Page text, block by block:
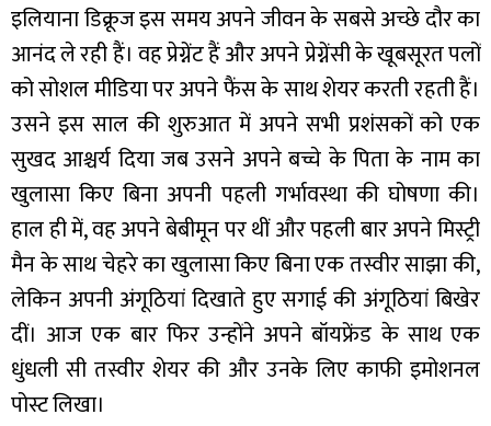
इलियाना डिक्रूज इस समय अपने जीवन के सबसे अच्छे दौर का
आनंद ले रही हैं। वह प्रेग्नेंट हैं और अपने प्रेग्नेंसी के खूबसूरत पलों
को सोशल मीडिया पर अपने फैंस के साथ शेयर करती रहती हैं।
उसने इस साल की शुरुआत में अपने सभी प्रशंसकों को एक
सुखद आश्चर्य दिया जब उसने अपने बच्चे के पिता के नाम का
खुलासा किए बिना अपनी पहली गर्भावस्था की घोषणा की।
हाल ही में, वह अपने बेबीमून पर थीं और पहली बार अपने मिस्ट्री
मैन के साथ चेहरे का खुलासा किए बिना एक तस्वीर साझा की,
लेकिन अपनी अंगूठियां दिखाते हुए सगाई की अंगूठियां बिखेर
दीं। आज एक बार फिर उन्होंने अपने बॉयफ्रेंड के साथ एक
धुंधली सी तस्वीर शेयर की और उनके लिए काफी इमोशनल
पोस्ट लिखा।